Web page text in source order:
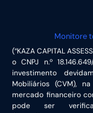
Monitore
(“KAZA CAPITAL
o CNPJ n.º
investimento
Mobiliários (CVM),
mercado financeiro
pode ser